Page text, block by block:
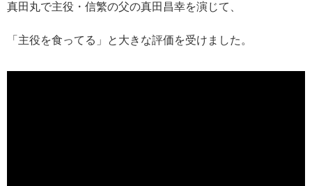
真田丸で主役・信繁の父の真田昌幸を演じて、
「主役を食ってる」と大きな評価を受けました。